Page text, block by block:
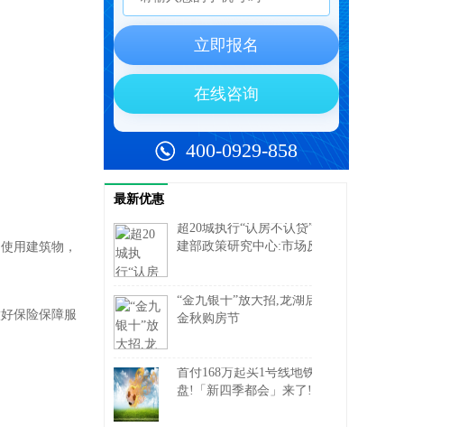
用建筑物，
保险保障服
最新优惠
超20城执行“认房不认贷”,住
建部政策研究中心:市场反
“金九银十”放大招,龙湖启动
金秋购房节
首付168万起买1号线地铁
盘!「新四季都会」来了!附